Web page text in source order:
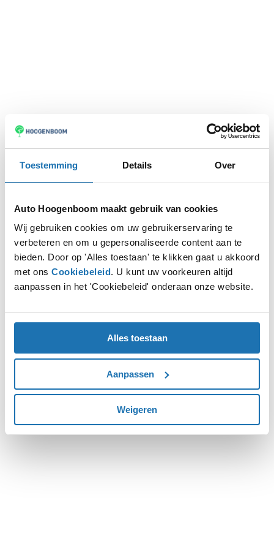
Toestemming Details Over
Auto Hoogenboom maakt gebruik van cookies
Wij gebruiken cookies om uw gebruikerservaring te
verbeteren en om u gepersonaliseerde content aan te
bieden. Door op 'Alles toestaan' te klikken gaat u akkoord
met ons Cookiebeleid. U kunt uw voorkeuren altijd
aanpassen in het 'Cookiebeleid' onderaan onze website.
Alles toestaan
Aanpassen
Weigeren
Application error: aclient-side exception has occurred while
loadingwww.autohoogenboom.nl (see the browser console
more information).